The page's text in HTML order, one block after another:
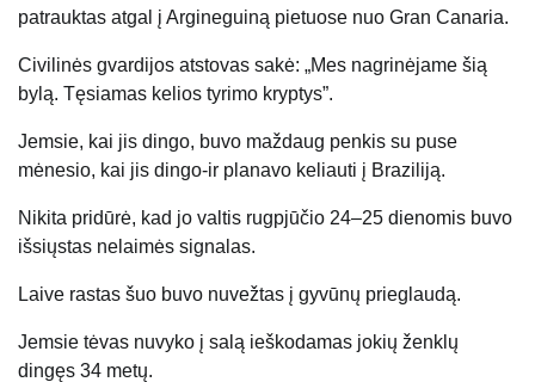
patrauktas atgal į Argineguiną pietuose nuo Gran Canaria.
Civilinės gvardijos atstovas sakė: „Mes nagrinėjame šią
bylą. Tęsiamas kelios tyrimo kryptys”.
Jemsie, kai jis dingo, buvo maždaug penkis su puse
mėnesio, kai jis dingo-ir planavo keliauti į Braziliją.
Nikita pridūrė, kad jo valtis rugpjūčio 24–25 dienomis buvo
išsiųstas nelaimės signalas.
Laive rastas šuo buvo nuvežtas į gyvūnų prieglaudą.
Jemsie tėvas nuvyko į salą ieškodamas jokių ženklų
dingęs 34 metų.